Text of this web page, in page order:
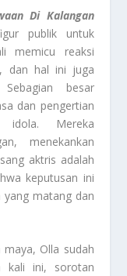
Di Kalangan
publik untuk
memicu reaksi
dan hal ini juga
besar
dan pengertian
idola. Mereka
menekankan
aktris adalah
keputusan ini
yang matang dan
Olla sudah
kali ini, sorotan